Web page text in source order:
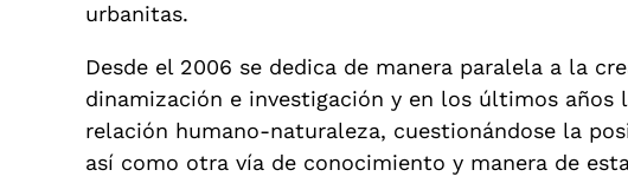
urbanitas.
Desde el 2006 se dedica de manera paralela a la
dinamización e investigación y en los últimos años
relación humano-naturaleza, cuestionándose la
así como otra vía de conocimiento y manera de